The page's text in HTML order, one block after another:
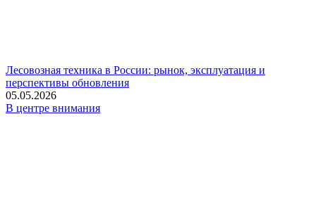
Лесовозная техника в России: рынок, эксплуатация и
перспективы обновления
05.05.2026
В центре внимания